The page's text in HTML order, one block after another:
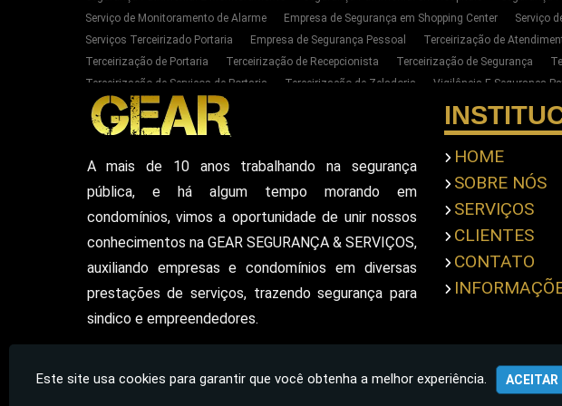
Serviço de Monitoramento de Alarme
Empresa de Segurança em Shopping Center Serviço
Serviços Terceirizado Portaria
Empresa de Segurança Pessoal Terceirização de
Terceirização de Portaria
Terceirização de Recepcionista Terceirização de Segurança
Terceirização de Serviços de Portaria
Terceirização de Zeladoria Vigilância E Segurança
Empresas de Portaria E Limpeza Sp Zona Oeste
Empresas de Segurança Privada Zona Oeste
Serviços Terceirizado Portaria em SP
Segurança Patrimonial para Empresas na Zona Oeste
Contratar Seguranca Particular Armado
Empresa De Seguranca Particular
Empresa De Seguranca Patrimonial Empresa De
Seguranca Particular Armada
Seguranca Pessoal Privada Escolta Armada Pessoal
Vigilante De Seguranca Pessoal Privada
Empresa De Seguranca Privada Em Sao Paulo
A mais de 10 anos trabalhando na segurança
pública, e há algum tempo morando em
condomínios, vimos a oportunidade de unir nossos
conhecimentos na GEAR SEGURANÇA & SERVIÇOS,
auxiliando empresas e condomínios em diversas
prestações de serviços, trazendo segurança para
sindico e empreendedores.
HOME
SOBRE NÓS
SERVIÇOS
CLIENTES
CONTATO
Gear Segurança - Segurança e Serviços
Este site usa cookies para garantir que você obtenha a melhor experiência. ACEITAR